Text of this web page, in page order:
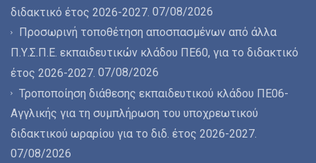
διδακτικό έτος 2026-2027. 07/08/2026
Προσωρινή τοποθέτηση αποσπασμένων από άλλα
Π.Υ.Σ.Π.Ε. εκπαιδευτικών κλάδου ΠΕ60, για το διδακτικό
έτος 2026-2027. 07/08/2026
Τροποποίηση διάθεσης εκπαιδευτικού κλάδου ΠΕ06-
Αγγλικής για τη συμπλήρωση του υποχρεωτικού
διδακτικού ωραρίου για το διδ. έτος 2026-2027.
07/08/2026